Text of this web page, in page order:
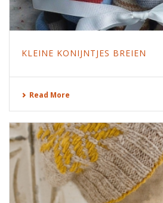
KLEINE KONIJNTJES BREIEN
Read More